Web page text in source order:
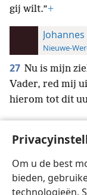
Om u de best
bieden,
technologieën.
gij wilt.”+
Nieuwe-
27 Nu is mijn
Vader, red mij
hierom tot dit